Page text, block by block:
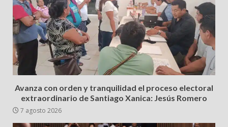
Avanza con orden y tranquilidad el proceso electoral
extraordinario de Santiago Xanica: Jesús Romero
7 agosto 2026